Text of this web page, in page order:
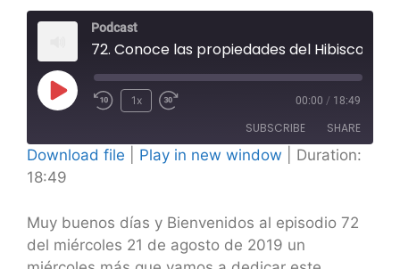
Podcast
72. Conoce las propiedades del Hibisco
Play
1x 00:00 / 18:49
SUBSCRIBE SHARE
SHARE
LINK
EMBED
Download file Play in new window
Duration:
18:49
Muy buenos días y Bienvenidos al episodio 72
del miércoles 21 de agosto de 2019 un